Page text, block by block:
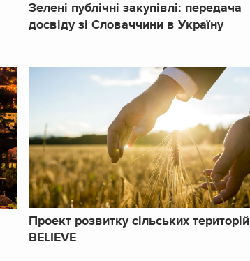
Зелені публічні закупівлі: передача
досвіду зі Словаччини в Україну
Проект розвитку сільських територій
BELIEVE